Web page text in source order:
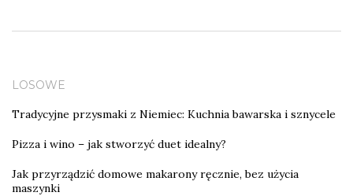
LOSOWE
Tradycyjne przysmaki z Niemiec: Kuchnia bawarska i sznycele
Pizza i wino – jak stworzyć duet idealny?
Jak przyrządzić domowe makarony ręcznie, bez użycia
maszynki